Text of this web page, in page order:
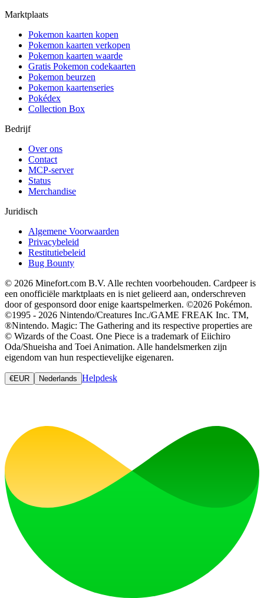
Marktplaats
Pokemon kaarten kopen
Pokemon kaarten verkopen
Pokemon kaarten waarde
Gratis Pokemon codekaarten
Pokemon beurzen
Pokemon kaartenseries
Pokédex
Collection Box
Bedrijf
Over ons
Contact
MCP-server
Status
Merchandise
Juridisch
Algemene Voorwaarden
Privacybeleid
Restitutiebeleid
Bug Bounty
© 2026 Minefort.com B.V. Alle rechten voorbehouden. Cardpeer is
een onofficiële marktplaats en is niet gelieerd aan, onderschreven
door of gesponsord door enige kaartspelmerken. ©2026 Pokémon.
©1995 - 2026 Nintendo/Creatures Inc./GAME FREAK Inc. TM,
®Nintendo. Magic: The Gathering and its respective properties are
© Wizards of the Coast. One Piece is a trademark of Eiichiro
Oda/Shueisha and Toei Animation. Alle handelsmerken zijn
eigendom van hun respectievelijke eigenaren.
€EUR Nederlands Helpdesk